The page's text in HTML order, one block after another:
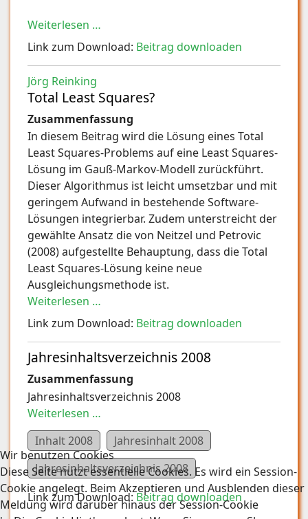
Weiterlesen …
Link zum Download: Beitrag downloaden
Jörg Reinking
Total Least Squares?
Zusammenfassung
In diesem Beitrag wird die Lösung eines Total
Least Squares-Problems auf eine Least Squares-
Lösung im Gauß-Markov-Modell zurückführt.
Dieser Algorithmus ist leicht umsetzbar und mit
geringem Aufwand in bestehende Software-
Lösungen integrierbar. Zudem unterstreicht der
gewählte Ansatz die von Neitzel und Petrovic
(2008) aufgestellte Behauptung, dass die Total
Least Squares-Lösung keine neue
Ausgleichungsmethode ist.
Weiterlesen …
Link zum Download: Beitrag downloaden
Jahresinhaltsverzeichnis 2008
Zusammenfassung
Jahresinhaltsverzeichnis 2008
Weiterlesen …
Inhalt 2008
Jahresinhalt 2008
Jahresinhaltsverzeichnis 2008
Link zum Download:Beitrag downloaden
Wir benutzen Cookies
Diese Seite nutzt essentielle Cookies. Es wird ein Session-
Cookie angelegt. Beim Akzeptieren und Ausblenden dieser
Meldung wird darüber hinaus der Session-Cookie